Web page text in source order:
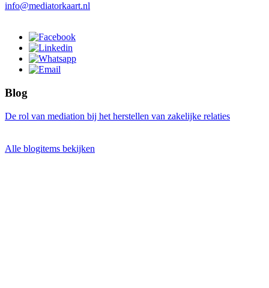
info@mediatorkaart.nl
Blog
De rol van mediation bij het herstellen van zakelijke relaties
Alle blogitems bekijken